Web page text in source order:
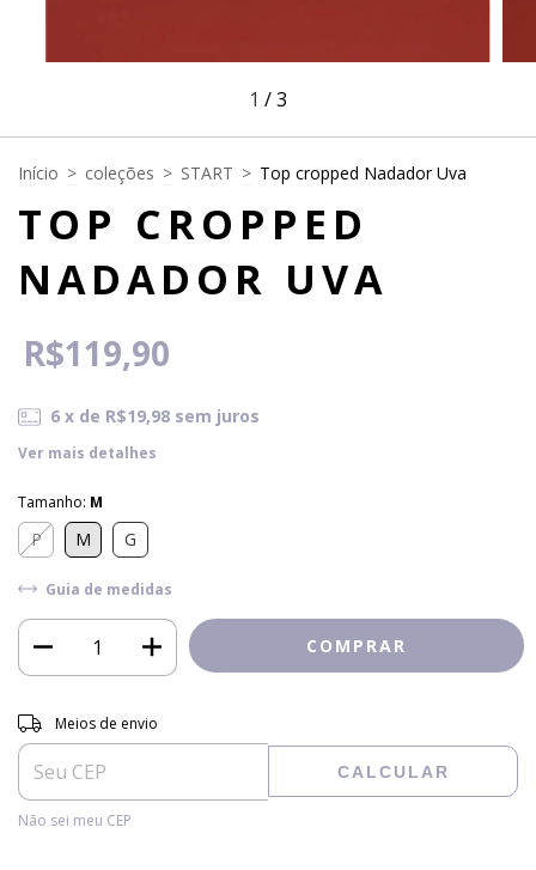
1 /3
Início > coleções > START > Top cropped Nadador Uva
TOP CROPPED
NADADOR UVA
R$119,90
6 x de R$19,98 sem juros
Ver mais detalhes
Tamanho: M
P M G
Guia de medidas
Entregas para o CEP:
Meios de envio
CALCULAR
Não sei meu CEP